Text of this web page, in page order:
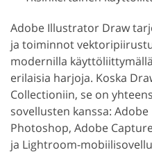
Adobe Illustrator Draw
ja toiminnot
modernilla
erilaisia harjoja. Koska
Collectioniin, se on
sovellusten kanssa:
Photoshop, Adobe
ja Lightroom-